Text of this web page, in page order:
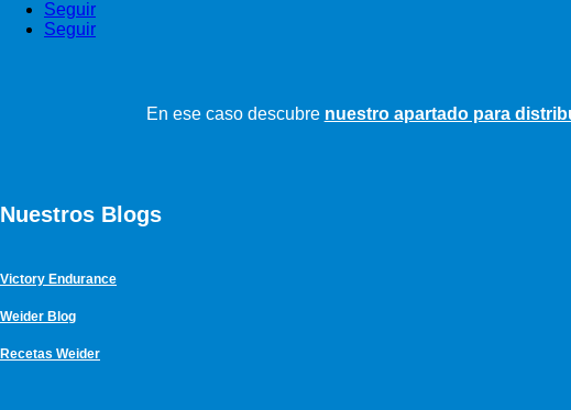
Seguir
Seguir
En ese caso descubre nuestro apartado para
Nuestros Blogs
Victory Endurance
Weider Blog
Recetas Weider